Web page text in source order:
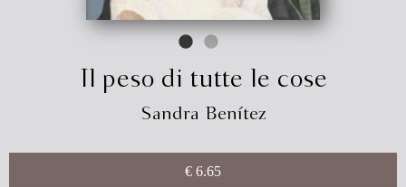
Il peso di tutte le cose
Sandra Benítez
€ 6.65